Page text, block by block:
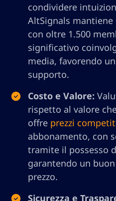
condividere
AltSignals
con oltre 1.500
significativo
media, favorendo
supporto.
Costo e Valore:
rispetto al valore
offre prezzi
abbonamento, con
tramite il possesso
garantendo un
prezzo.
Sicurezza e